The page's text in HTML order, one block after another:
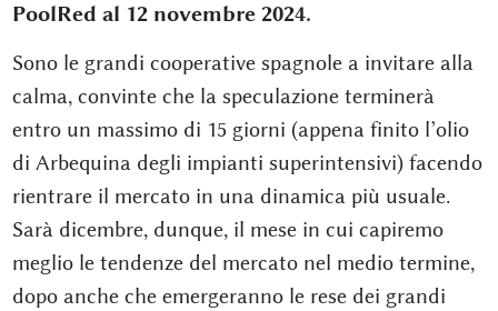
PoolRed al 12 novembre 2024.
Sono le grandi cooperative spagnole a invitare alla
calma, convinte che la speculazione terminerà
entro un massimo di 15 giorni (appena finito l’olio
di Arbequina degli impianti superintensivi) facendo
rientrare il mercato in una dinamica più usuale.
Sarà dicembre, dunque, il mese in cui capiremo
meglio le tendenze del mercato nel medio termine,
dopo anche che emergeranno le rese dei grandi